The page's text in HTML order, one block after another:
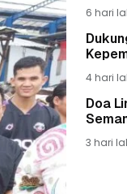
6 hari
4 hari
Doa
3 hari